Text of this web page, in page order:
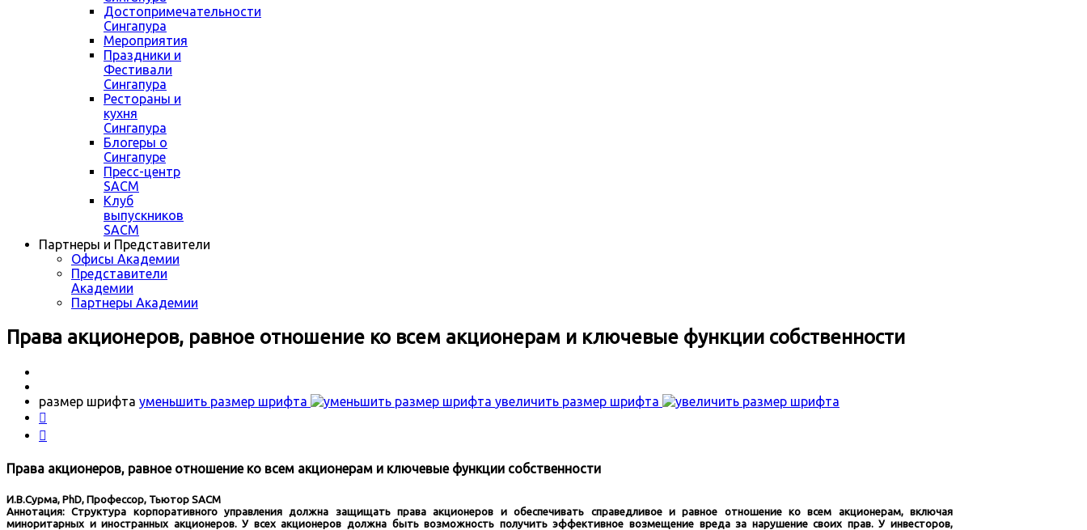
Достопримечательности
Сингапура
Мероприятия
Праздники и
Фестивали
Сингапура
Рестораны и
кухня
Сингапура
Блогеры о
Сингапуре
Пресс-центр
SACM
Клуб
выпускников
SACM
Партнеры и Представители
Офисы Академии
Представители
Академии
Партнеры Академии
Права акционеров, равное отношение ко всем акционерам и ключевые функции собственности
размер шрифта уменьшить размер шрифта
увеличить размер шрифта


Права акционеров, равное отношение ко всем акционерам и ключевые функции собственности
И.В.Сурма, PhD, Профессор, Тьютор SACM
Аннотация: Структура корпоративного управления должна защищать права акционеров и обеспечивать справедливое и равное отношение ко всем акционерам, включая
миноритарных и иностранных акционеров. У всех акционеров должна быть возможность получить эффективное возмещение вреда за нарушение своих прав. У инвесторов,